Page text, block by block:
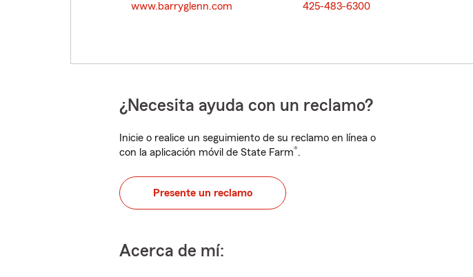
www.barryglenn.com
425-483-6300
¿Necesita ayuda con un reclamo?
Inicie o realice un seguimiento de su reclamo en línea o
con la aplicación móvil de State Farm®.
Presente un reclamo
Acerca de mí: